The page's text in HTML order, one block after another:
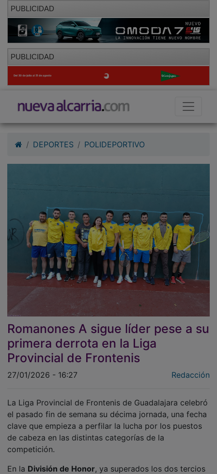
PUBLICIDAD
PUBLICIDAD
DEPORTES POLIDEPORTIVO
Romanones A sigue líder pese a su
primera derrota en la Liga
Provincial de Frontenis
27/01/2026 - 16:27 Redacción
La Liga Provincial de Frontenis de Guadalajara celebró
el pasado fin de semana su décima jornada, una fecha
clave que empieza a perfilar la lucha por los puestos
de cabeza en las distintas categorías de la
competición.
En la División de Honor, ya superados los dos tercios